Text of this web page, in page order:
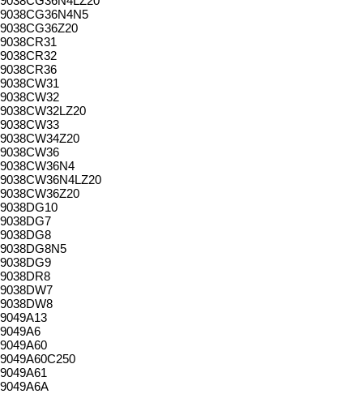
9038CG36N4N5
9038CG36Z20
9038CR31
9038CR32
9038CR36
9038CW31
9038CW32
9038CW32LZ20
9038CW33
9038CW34Z20
9038CW36
9038CW36N4
9038CW36N4LZ20
9038CW36Z20
9038DG10
9038DG7
9038DG8
9038DG8N5
9038DG9
9038DR8
9038DW7
9038DW8
9049A13
9049A6
9049A60
9049A60C250
9049A61
9049A6A